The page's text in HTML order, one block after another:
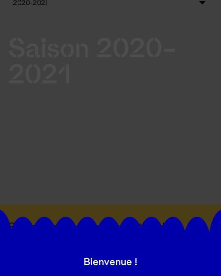
Suivez toutes les actualités du
Bienvenue !